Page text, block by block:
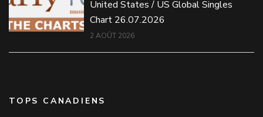
United States / US Global Singles
Chart 26.07.2026
2 AOÛT 2026
TOPS CANADIENS